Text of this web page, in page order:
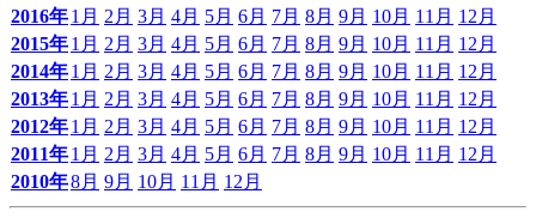
2016年1月 2月 3月 4月 5月 6月 7月 8月 9月 10月 11月 12月
2015年1月 2月 3月 4月 5月 6月 7月 8月 9月 10月 11月 12月
2014年1月 2月 3月 4月 5月 6月 7月 8月 9月 10月 11月 12月
2013年1月 2月 3月 4月 5月 6月 7月 8月 9月 10月 11月 12月
2012年1月 2月 3月 4月 5月 6月 7月 8月 9月 10月 11月 12月
2011年1月 2月 3月 4月 5月 6月 7月 8月 9月 10月 11月 12月
2010年8月 9月 10月 11月 12月